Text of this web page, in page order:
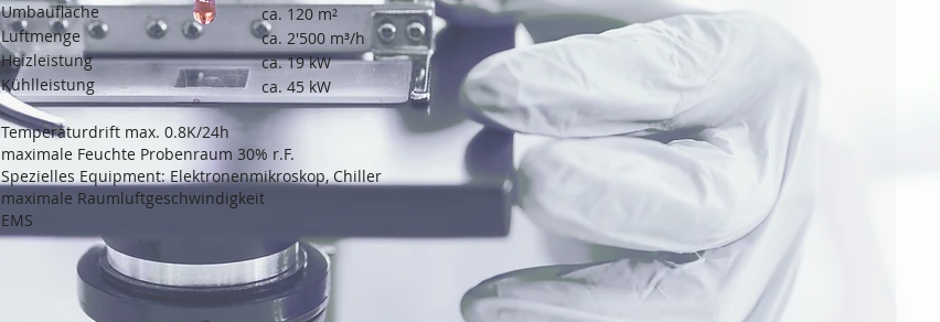
Umbaufläche
Luftmenge
Heizleistung
Kühlleistung
Temperaturdrift max. 0.8K/24h
maximale Feuchte Probenraum 30% r.F.
Spezielles Equipment: Elektronenmikroskop, Chiller
maximale Raumluftgeschwindigkeit​
EMS
ca. 120 m²
ca. 2'500 m³/h
ca. 19 kW
ca. 45 kW